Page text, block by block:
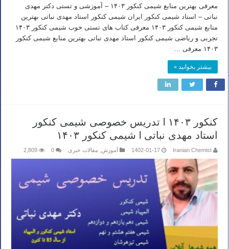
معرفی بهترین منابع شیمی کنکور ۱۴۰۳ – آموزشی و تستی دکتر مهدی
نباتی – استاد شیمی کنکور ایران شیمی کنکور استاد مهدی نباتی بهترین
منابع شیمی کنکور ۱۴۰۳ معرفی کتاب های تستی خوب شیمی کنکور ۱۴۰۳
تجربی و ریاضی شیمی کنکور استاد مهدی نباتی بهترین منابع شیمی کنکور
۱۴۰۳ معرفی …
بیشتر بخوانید »
کنکور ۱۴۰۳ l تدریس خصوصی شیمی کنکور
استاد مهدی نباتی l شیمی کنکور ۱۴۰۳
Iranian Chemist
1402-01-17 آموزش مقالات خبری 0
2,809